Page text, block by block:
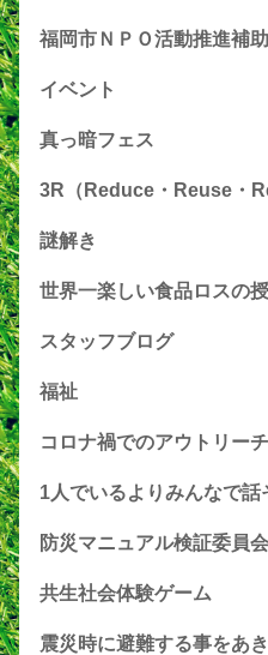
福岡市ＮＰＯ活動推進補
イベント
真っ暗フェス
3R（Reduce・Reuse・
謎解き
世界一楽しい食品ロスの
スタッフブログ
福祉
コロナ禍でのアウトリー
1人でいるよりみんなで話
防災マニュアル検証委員会
共生社会体験ゲーム
震災時に避難する事をあ